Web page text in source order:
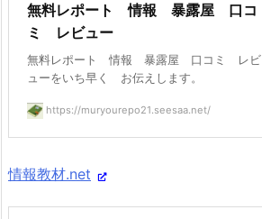
無料レポート 情報 暴露屋 口コ
ミ レビュー
無料レポート 情報 暴露屋 口コミ レビ
ューをいち早く お伝えします。
https://muryourepo21.seesaa.net/
情報教材.net